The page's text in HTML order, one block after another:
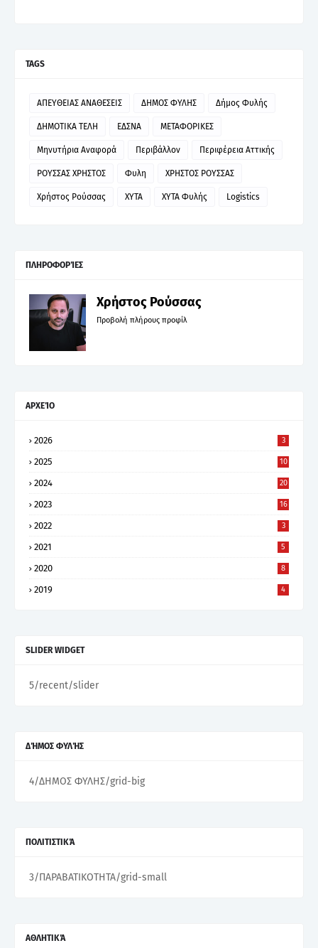
TAGS
ΑΠΕΥΘΕΙΑΣ ΑΝΑΘΕΣΕΙΣ ΔΗΜΟΣ ΦΥΛΗΣ Δήμος Φυλής
ΔΗΜΟΤΙΚΑ ΤΕΛΗ ΕΔΣΝΑ ΜΕΤΑΦΟΡΙΚΕΣ
Μηνυτήρια Αναφορά Περιβάλλον Περιφέρεια Αττικής
ΡΟΥΣΣΑΣ ΧΡΗΣΤΟΣ Φυλη ΧΡΗΣΤΟΣ ΡΟΥΣΣΑΣ
Χρήστος Ρούσσας ΧΥΤΑ ΧΥΤΑ Φυλής Logistics
ΠΛΗΡΟΦΟΡΊΕΣ
Χρήστος Ρούσσας
Προβολή πλήρους προφίλ
ΑΡΧΕΊΟ
2026 3
2025 10
2024 20
2023 16
2022 3
2021 5
2020 8
2019 4
SLIDER WIDGET
5/recent/slider
ΔΉΜΟΣ ΦΥΛΉΣ
4/ΔΗΜΟΣ ΦΥΛΗΣ/grid-big
ΠΟΛΙΤΙΣΤΙΚΆ
3/ΠΑΡΑΒΑΤΙΚΟΤΗΤΑ/grid-small
ΑΘΛΗΤΙΚΆ